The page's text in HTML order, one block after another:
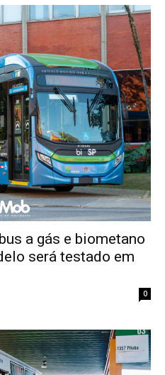
a gás e biometano
será testado em
0